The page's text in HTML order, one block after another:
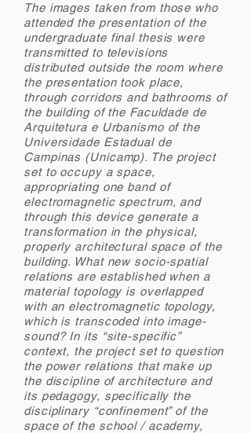
The images taken from those who
attended the presentation of the
undergraduate final thesis were
transmitted to televisions
distributed outside the room where
the presentation took place,
through corridors and bathrooms of
the building of the Faculdade de
Arquitetura e Urbanismo of the
Universidade Estadual de
Campinas (Unicamp). The project
set to occupy a space,
appropriating one band of
electromagnetic spectrum, and
through this device generate a
transformation in the physical,
properly architectural space of the
building. What new socio-spatial
relations are established when a
material topology is overlapped
with an electromagnetic topology,
which is transcoded into image-
sound? In its “site-specific”
context, the project set to question
the power relations that make up
the discipline of architecture and
its pedagogy, specifically the
disciplinary “confinement” of the
space of the school / academy,